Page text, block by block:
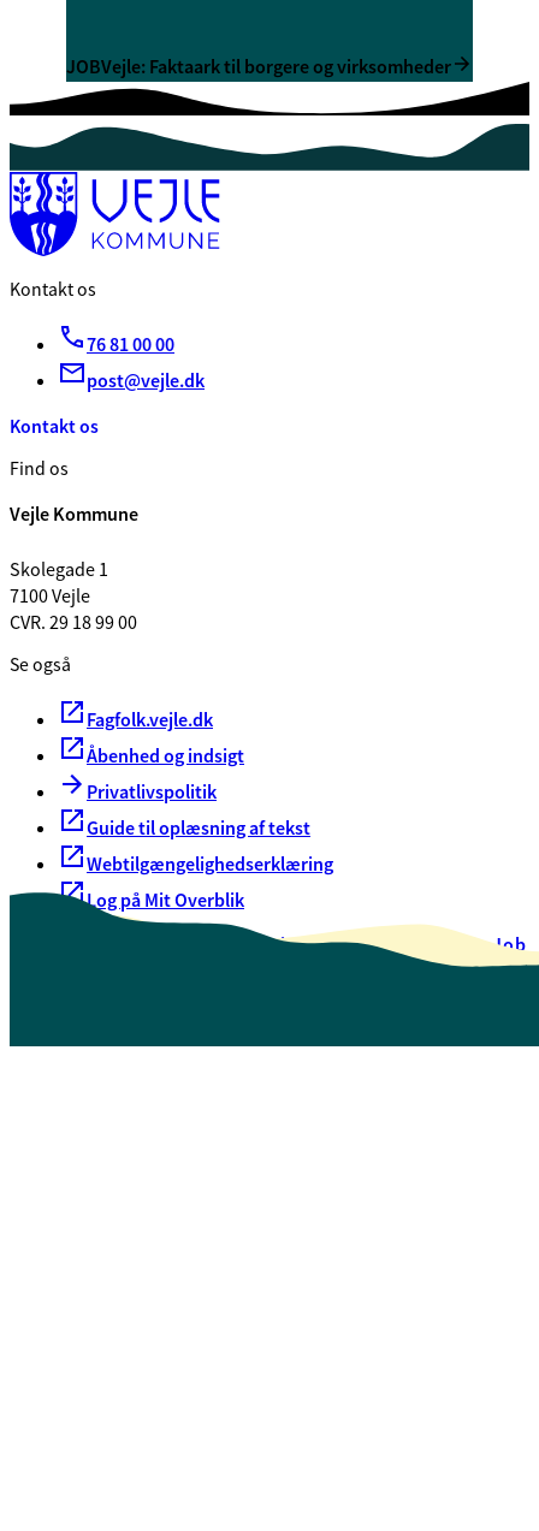
JOBVejle: Faktaark til borgere og virksomheder
Kontakt os
76 81 00 00
post@vejle.dk
Kontakt os
Find os
Vejle Kommune
Skolegade 1
7100 Vejle
CVR. 29 18 99 00
Se også
Fagfolk.vejle.dk
Åbenhed og indsigt
Privatlivspolitik
Guide til oplæsning af tekst
Webtilgængelighedserklæring
Log på Mit Overblik
Oversigt over selvbetjeningJob